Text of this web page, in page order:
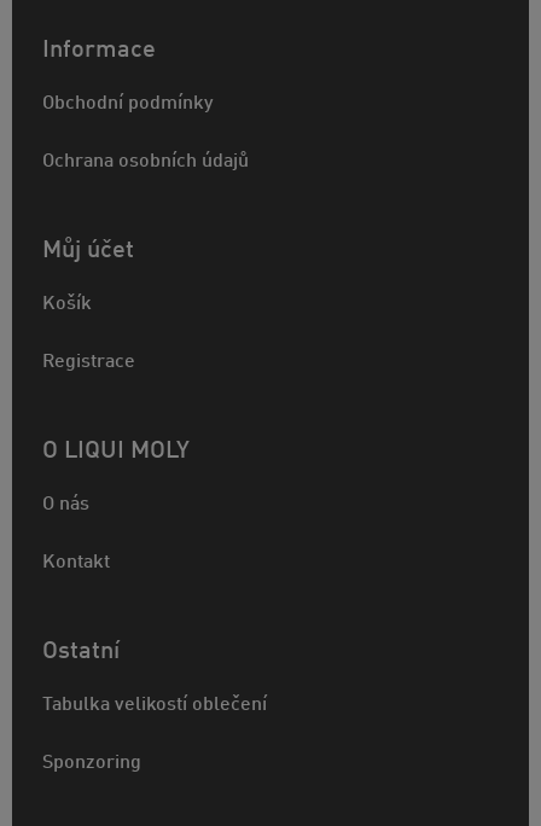
Informace
Obchodní podmínky
Ochrana osobních údajů
Můj účet
Košík
Registrace
O LIQUI MOLY
O nás
Kontakt
Ostatní
Tabulka velikostí oblečení
Sponzoring